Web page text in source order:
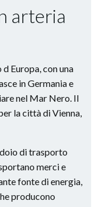
arteria
Europa, con una
in Germania e
nel Mar Nero. Il
la città di Vienna,
di trasporto
merci e
fonte di energia,
producono